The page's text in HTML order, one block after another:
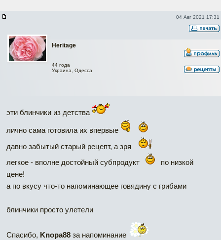
04 Авг 2021 17:31
Heritage
44 года
Украина, Одесса
эти блинчики из детства
лично сама готовила их впервые
давно забытый старый рецепт, а зря
легкое - вполне достойный субпродукт
по низкой
цене!
а по вкусу что-то напоминающее говядину с грибами
блинчики просто улетели
Спасибо, Knopa88 за напоминание